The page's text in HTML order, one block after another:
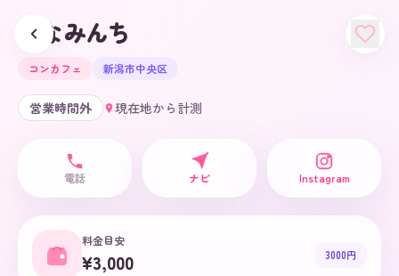
まなみんち
コンカフェ 新潟市中央区
営業時間外 現在地から計測
電話 ナビ Instagram
料金目安
¥3,000 3000円